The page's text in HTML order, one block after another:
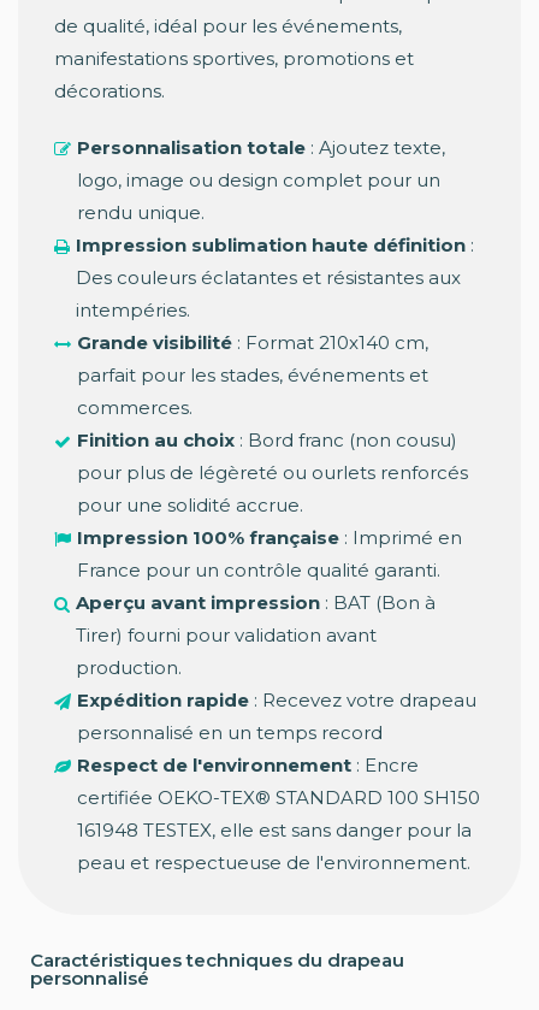
de qualité, idéal pour les événements,
manifestations sportives, promotions et
décorations.
Personnalisation totale : Ajoutez texte,
logo, image ou design complet pour un
rendu unique.
Impression sublimation haute définition :
Des couleurs éclatantes et résistantes aux
intempéries.
Grande visibilité : Format 210x140 cm,
parfait pour les stades, événements et
commerces.
Finition au choix : Bord franc (non cousu)
pour plus de légèreté ou ourlets renforcés
pour une solidité accrue.
Impression 100% française : Imprimé en
France pour un contrôle qualité garanti.
Aperçu avant impression : BAT (Bon à
Tirer) fourni pour validation avant
production.
Expédition rapide : Recevez votre drapeau
personnalisé en un temps record
Respect de l'environnement : Encre
certifiée OEKO-TEX® STANDARD 100 SH150
161948 TESTEX, elle est sans danger pour la
peau et respectueuse de l'environnement.
Caractéristiques techniques du drapeau
personnalisé